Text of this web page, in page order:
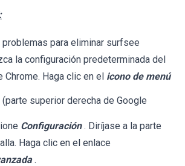
para eliminar surfsee
la configuración predeterminada del
Chrome. Haga clic en el icono de menú
(parte superior derecha de Google
Configuración . Diríjase a la parte
Haga clic en el enlace
.